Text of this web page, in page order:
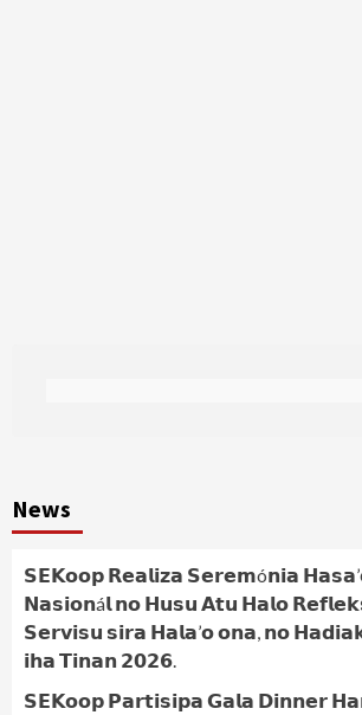
News
𝗦𝗘𝗞𝗼𝗼𝗽 𝗥𝗲𝗮𝗹𝗶𝘇𝗮 𝗦𝗲𝗿𝗲𝗺ó𝗻𝗶𝗮
𝗡𝗮𝘀𝗶𝗼𝗻á𝗹 𝗻𝗼 𝗛𝘂𝘀𝘂 𝗔𝘁𝘂 𝗛𝗮𝗹𝗼
𝗦𝗲𝗿𝘃𝗶𝘀𝘂 𝘀𝗶𝗿𝗮 𝗛𝗮𝗹𝗮’𝗼 𝗼𝗻𝗮, 𝗻𝗼
𝗶𝗵𝗮 𝗧𝗶𝗻𝗮𝗻 𝟮𝟬𝟮𝟲.
𝗦𝗘𝗞𝗼𝗼𝗽 𝗣𝗮𝗿𝘁𝗶𝘀𝗶𝗽𝗮 𝗚𝗮𝗹𝗮 𝗗𝗶𝗻𝗻𝗲𝗿